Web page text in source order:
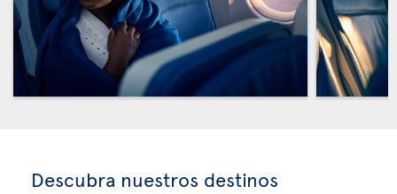
Descubra nuestros destinos